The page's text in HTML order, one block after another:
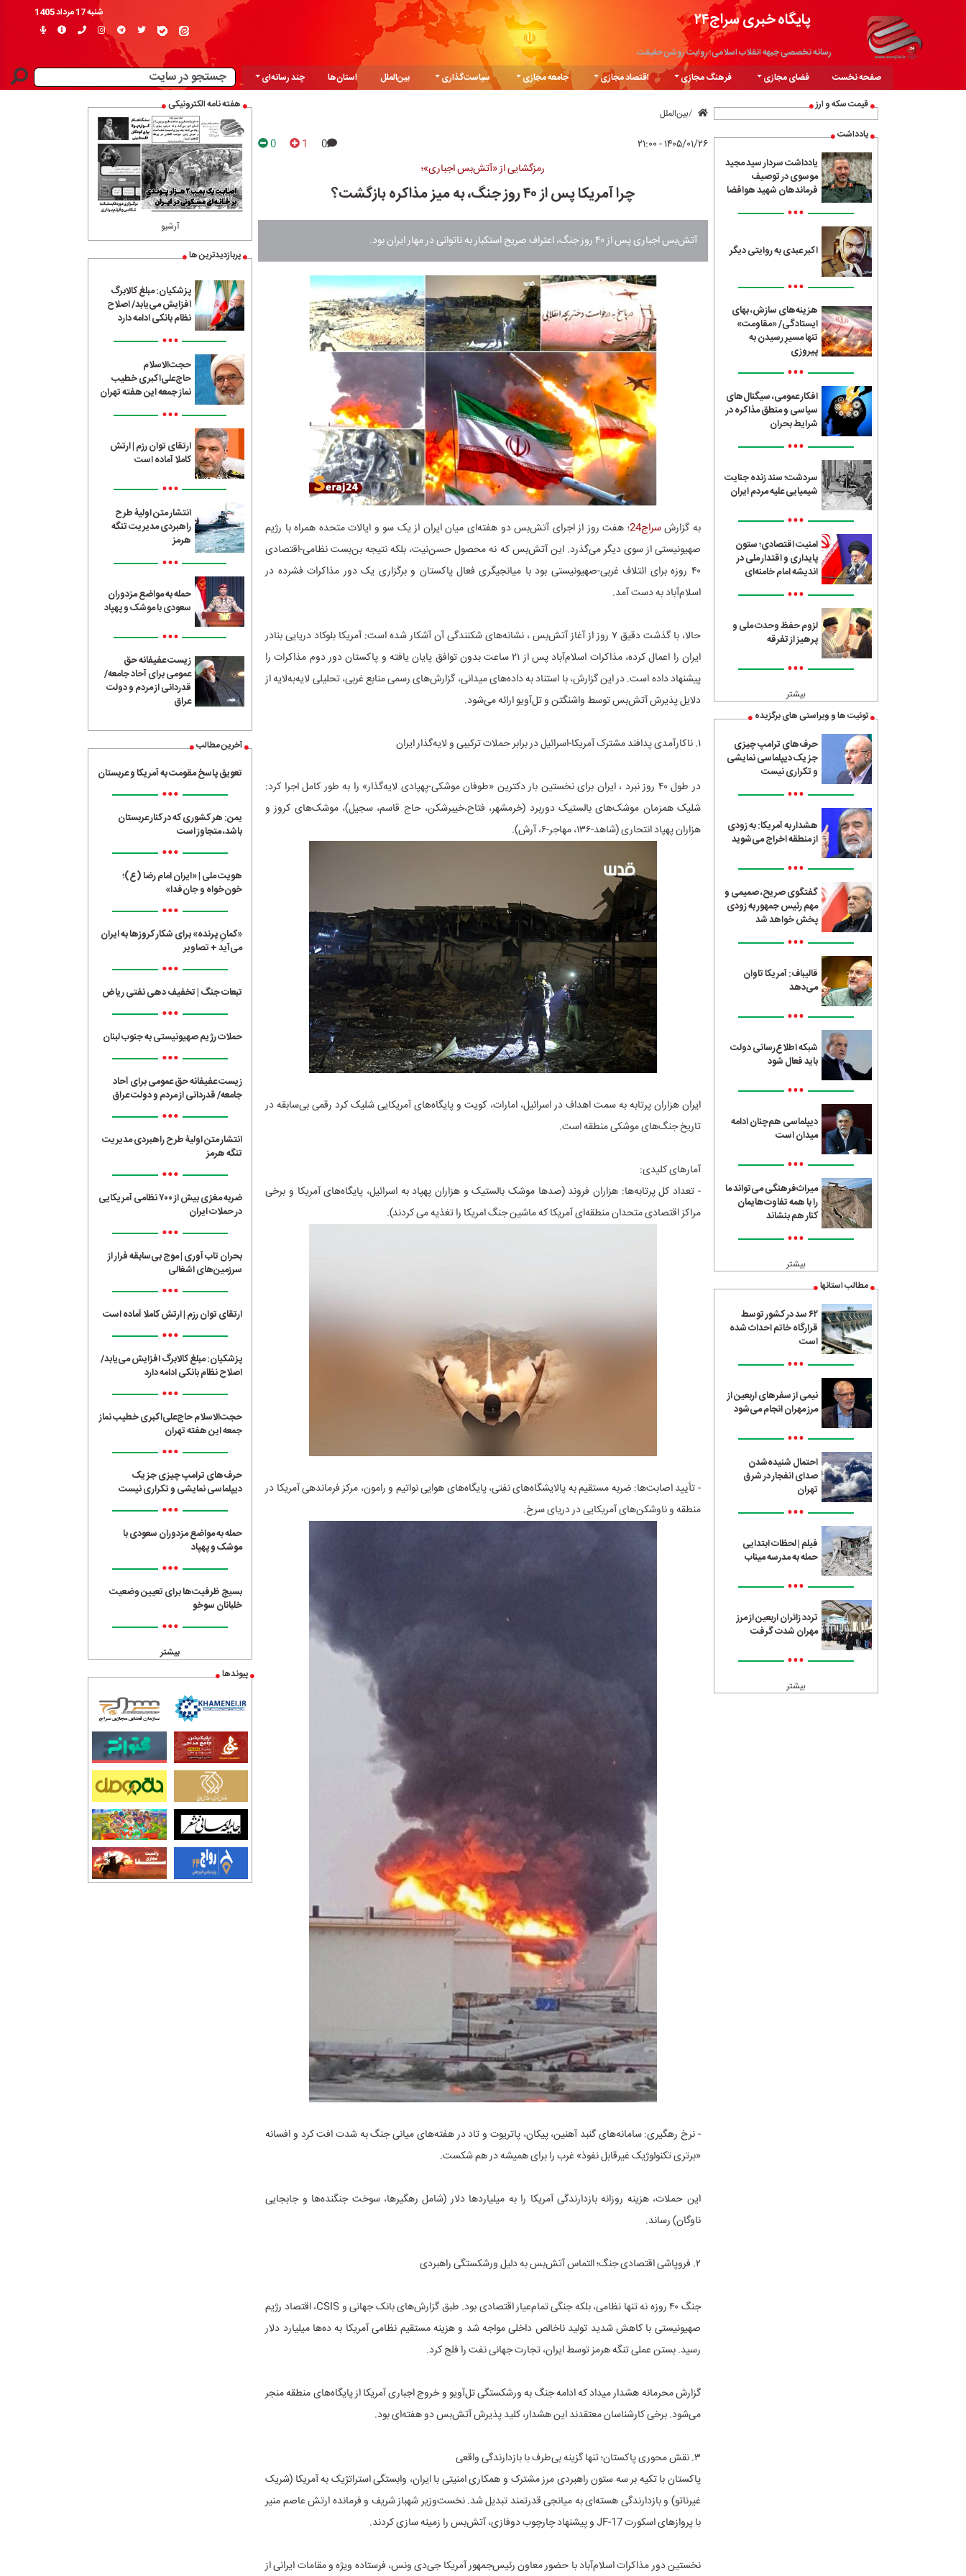
پایگاه خبری سراج۲۴
رسانه تخصصی جبهه انقلاب اسلامی؛ روایت روشن حقیقت
شنبه 17 مرداد 1405
صفحه نخست فضای مجازی فرهنگ مجازی اقتصاد مجازی جامعه مجازی سیاست‌گذاری بین‌الملل استان‌ها
چند رسانه‌ای
قیمت سکه و ارز
یادداشت
یادداشت سردار سید مجید
موسوی در توصیف
فرماندهان شهید هوافضا
•••
اکبر عبدی به روایتی دیگر
•••
هزینه‌های سازش، بهای
ایستادگی/ «مقاومت»
تنها مسیرِ رسیدن به
پیروزی
•••
افکار عمومی، سیگنال‌های
سیاسی و منطق مذاکره در
شرایط بحران
•••
سردشت؛ سند زنده جنایت
شیمیایی علیه مردم ایران
•••
امنیت اقتصادی؛ ستون
پایداری و اقتدار ملی در
اندیشه امام خامنه‌ای
•••
لزوم حفظ وحدت ملی و
پرهیز از تفرقه
•••
بیشتر
توئیت ها و ویراستی های برگزیده
حرف‌های ترامپ چیزی
جز یک دیپلماسی نمایشی
و تکراری نیست
•••
هشدار به آمریکا: به زودی
از منطقه اخراج می‌شوید
•••
گفتگوی صریح، صمیمی و
مهم رئیس جمهور به زودی
پخش خواهد شد
•••
قالیباف: آمریکا تاوان
می‌دهد
•••
شبکه اطلاع‌رسانی دولت
باید فعال شود
•••
دیپلماسی هم‌چنان ادامه
میدان است
•••
میراث‌فرهنگی می‌تواند ما
را با همه تفاوت‌هایمان
کنار هم بنشاند
•••
بیشتر
مطالب استانها
۶۲ سد در کشور توسط
قرارگاه خاتم احداث شده
است
•••
نیمی از سفرهای اربعین از
مرز مهران انجام می‌شود
•••
احتمال شنیده‌شدن
صدای انفجار در شرق
تهران
•••
فیلم | لحظات ابتدایی
حمله به مدرسه میناب
•••
تردد زائران اربعین از مرز
مهران شدت گرفت
•••
بیشتر
بین‌الملل
۱۴۰۵/۰۱/۲۶ - ۲۱:۰۰ 0
1
0
رمزگشایی از «آتش‌بس اجباری»؛
چرا آمریکا پس از ۴۰ روز جنگ، به میز مذاکره بازگشت؟
آتش‌بس اجباری پس از ۴۰ روز جنگ، اعتراف صریح استکبار به ناتوانی در مهار ایران بود.
به گزارشسراج24
؛ هفت روز از اجرای آتش‌بس دو هفته‌ای میان ایران از یک سو و ایالات متحده همراه با رژیم
صهیونیستی از سوی دیگر می‌گذرد. این آتش‌بس که نه محصول حسن‌نیت، بلکه نتیجه بن‌بست نظامی-اقتصادی
۴۰ روزه برای ائتلاف غربی-صهیونیستی بود با میانجیگری فعال پاکستان و برگزاری یک دور مذاکرات فشرده در
اسلام‌آباد به دست آمد.
حالا، با گذشت دقیق ۷ روز از آغاز آتش‌بس ، نشانه‌های شکنندگی آن آشکار شده است: آمریکا بلوکاد دریایی بنادر
ایران را اعمال کرده، مذاکرات اسلام‌آباد پس از ۲۱ ساعت بدون توافق پایان یافته و پاکستان دور دوم مذاکرات را
پیشنهاد داده است. در این گزارش، با استناد به داده‌های میدانی، گزارش‌های رسمی منابع غربی، تحلیلی لایه‌به‌لایه از
دلایل پذیرش آتش‌بس توسط واشنگتن و تل‌آویو ارائه می‌شود.
۱. ناکارآمدی پدافند مشترک آمریکا-اسرائیل در برابر حملات ترکیبی و لایه‌گذار ایران
در طول ۴۰ روز نبرد ، ایران برای نخستین بار دکترین «طوفان موشکی-پهپادی لایه‌گذار» را به طور کامل اجرا کرد:
شلیک همزمان موشک‌های بالستیک دوربرد (خرمشهر، فتاح،خیبرشکن، حاج قاسم، سجیل)، موشک‌های کروز و
هزاران پهپاد انتحاری (شاهد-۱۳۶، مهاجر-۶، آرش).
ایران هزاران پرتابه به سمت اهداف در اسرائیل، امارات، کویت و پایگاه‌های آمریکایی شلیک کرد رقمی بی‌سابقه در
تاریخ جنگ‌های موشکی منطقه است.
آمارهای کلیدی:
- تعداد کل پرتابه‌ها: هزاران فروند (صدها موشک بالستیک و هزاران پهپاد به اسرائیل، پایگاه‌های آمریکا و برخی
مراکز اقتصادی متحدان منطقه‌ای آمریکا که ماشین جنگ امریکا را تغذیه می کردند).
- تأیید اصابت‌ها: ضربه مستقیم به پالایشگاه‌های نفتی، پایگاه‌های هوایی نواتیم و رامون، مرکز فرماندهی آمریکا در
منطقه و ناوشکن‌های آمریکایی در دریای سرخ.
- نرخ رهگیری: سامانه‌های گنبد آهنین، پیکان، پاتریوت و تاد در هفته‌های میانی جنگ به شدت افت کرد و افسانه
«برتری تکنولوژیک غیرقابل نفوذ» غرب را برای همیشه در هم شکست.
این حملات، هزینه روزانه بازدارندگی آمریکا را به میلیاردها دلار (شامل رهگیرها، سوخت جنگنده‌ها و جابجایی
ناوگان) رساند.
۲. فروپاشی اقتصادی جنگ؛ التماس آتش‌بس به دلیل ورشکستگی راهبردی
جنگ ۴۰ روزه نه تنها نظامی، بلکه جنگی تمام‌عیار اقتصادی بود. طبق گزارش‌های بانک جهانی و CSIS، اقتصاد رژیم
صهیونیستی با کاهش شدید تولید ناخالص داخلی مواجه شد و هزینه مستقیم نظامی آمریکا به ده‌ها میلیارد دلار
رسید. بستن عملی تنگه هرمز توسط ایران، تجارت جهانی نفت را فلج کرد.
گزارش محرمانه هشدار میداد که ادامه جنگ به ورشکستگی تل‌آویو و خروج اجباری آمریکا از پایگاه‌های منطقه منجر
می‌شود. برخی کارشناسان معتقدند این هشدار، کلید پذیرش آتش‌بس دو هفته‌ای بود.
۳. نقش محوری پاکستان؛ تنها گزینه بی‌طرف با بازدارندگی واقعی
پاکستان با تکیه بر سه ستون راهبردی مرز مشترک و همکاری امنیتی با ایران، وابستگی استراتژیک به آمریکا (شریک
غیرناتو) و بازدارندگی هسته‌ای به میانجی قدرتمند تبدیل شد. نخست‌وزیر شهباز شریف و فرمانده ارتش عاصم منیر
با پروازهای اسکورت JF-17 و پیشنهاد چارچوب دوفازی، آتش‌بس را زمینه سازی کردند.
نخستین دور مذاکرات اسلام‌آباد با حضور معاون رئیس‌جمهور آمریکا جی‌دی ونس، فرستاده ویژه و مقامات ایرانی از
هفته نامه الکترونیکی
آرشیو
پربازدیدترین ها
پزشکیان: مبلغ کالابرگ
افزایش می‌یابد/ اصلاح
نظام بانکی ادامه دارد
•••
حجت‌الاسلام
حاج‌علی‌اکبری خطیب
نماز جمعه این هفته تهران
•••
ارتقای توان رزم | ارتش
کاملا آماده است
•••
انتشار متن اولیۀ طرح
راهبردی مدیریت تنگه
هرمز
•••
حمله به مواضع مزدوران
سعودی با موشک و پهپاد
•••
زیست عفیفانه حق
عمومی برای آحاد جامعه/
قدردانی از مردم و دولت
عراق
آخرین مطالب
تعویق پاسخ مقومت به آمریکا و عربستان
•••
یمن: هر کشوری که در کنار عربستان
باشد، متجاوز است
•••
هویت ملی | «ایران امام رضا (ع)؛
خون‌خواه و جان‌فدا»
•••
«کمانِ پرنده» برای شکار کروزها به ایران
می‌آید + تصاویر
•••
تبعات جنگ | تخفیف دهی نفتی ریاض
•••
حملات رژیم صهیونیستی به جنوب لبنان
•••
زیست عفیفانه حق عمومی برای آحاد
جامعه/ قدردانی از مردم و دولت عراق
•••
انتشار متن اولیۀ طرح راهبردی مدیریت
تنگه هرمز
•••
ضربه مغزی بیش از ۷۰۰ نظامی آمریکایی
در حملات ایران
•••
بحران تاب آوری | موج بی‌سابقه فرار از
سرزمین‌های اشغالی
•••
ارتقای توان رزم | ارتش کاملا آماده است
•••
پزشکیان: مبلغ کالابرگ افزایش می‌یابد/
اصلاح نظام بانکی ادامه دارد
•••
حجت‌الاسلام حاج‌علی‌اکبری خطیب نماز
جمعه این هفته تهران
•••
حرف‌های ترامپ چیزی جز یک
دیپلماسی نمایشی و تکراری نیست
•••
حمله به مواضع مزدوران سعودی با
موشک و پهپاد
•••
بسیج ظرفیت‌ها برای تعیین وضعیت
خلبانان سوخو
•••
بیشتر
پیوندها